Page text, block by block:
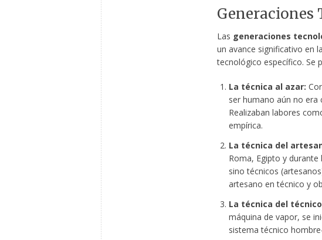
Generaciones
Las generaciones
un avance significativo en
tecnológico específico. Se
La técnica al azar:
ser humano aún no era
Realizaban labores
empírica.
La técnica del
Roma, Egipto y
sino técnicos
artesano en técnico y
La técnica del
máquina de vapor, se
sistema técnico